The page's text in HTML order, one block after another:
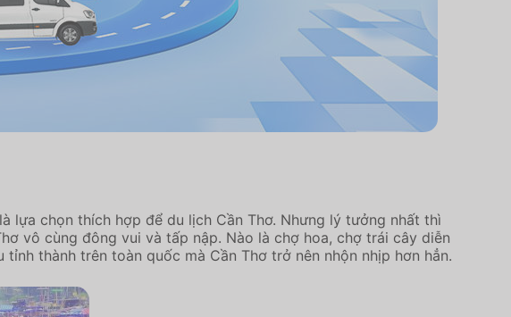
lựa chọn thích hợp để du lịch Cần Thơ. Nhưng lý tưởng nhất thì
vô cùng đông vui và tấp nập. Nào là chợ hoa, chợ trái cây diễn
thành trên toàn quốc mà Cần Thơ trở nên nhộn nhịp hơn hẳn.